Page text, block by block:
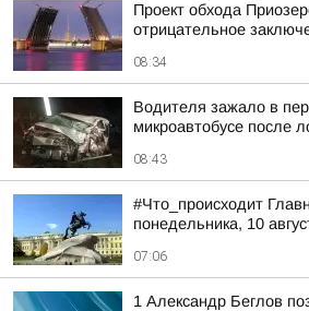
Проект обхода
отрицательное
08:34
Водителя зажало в
микроавтобусе после
08:43
#Что_происходит
понедельника, 10
07:06
1 Александр Беглов